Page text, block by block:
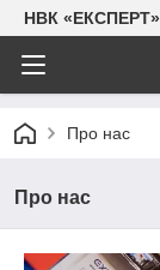
НВК
Про нас
Про нас